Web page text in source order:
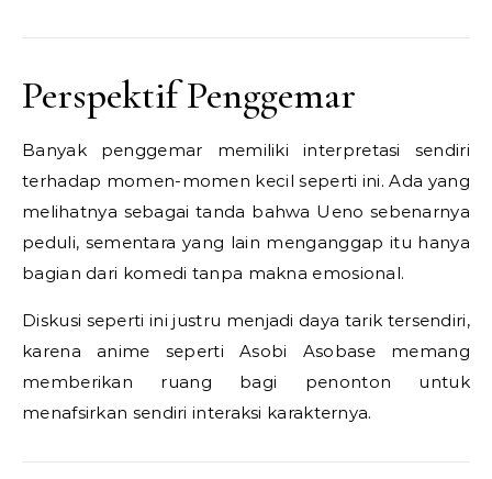
Perspektif Penggemar
Banyak penggemar memiliki interpretasi sendiri
terhadap momen-momen kecil seperti ini. Ada yang
melihatnya sebagai tanda bahwa Ueno sebenarnya
peduli, sementara yang lain menganggap itu hanya
bagian dari komedi tanpa makna emosional.
Diskusi seperti ini justru menjadi daya tarik tersendiri,
karena anime sepertiAsobi Asobasememang
memberikan ruang bagi penonton untuk
menafsirkan sendiri interaksi karakternya.